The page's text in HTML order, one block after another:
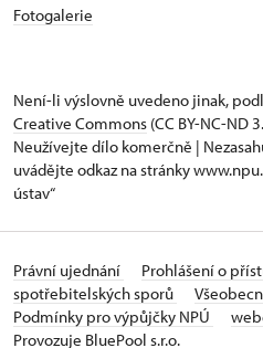
Fotogalerie
Není-li výslovně uvedeno jinak,
Creative Commons (CC BY-NC-ND
Neužívejte dílo komerčně |
uvádějte odkaz na stránky
ústav“
Právní ujednání Prohlášení o
spotřebitelských sporů
Podmínky pro výpůjčky NPÚ
Provozuje BluePool s.r.o.